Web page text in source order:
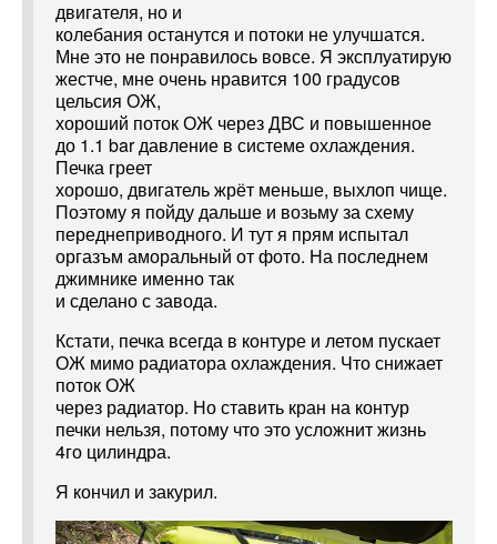
двигателя, но и
колебания останутся и потоки не улучшатся.
Мне это не понравилось вовсе. Я эксплуатирую
жестче, мне очень нравится 100 градусов
цельсия ОЖ,
хороший поток ОЖ через ДВС и повышенное
до 1.1 bar давление в системе охлаждения.
Печка греет
хорошо, двигатель жрёт меньше, выхлоп чище.
Поэтому я пойду дальше и возьму за схему
переднеприводного. И тут я прям испытал
оргазъм аморальный от фото. На последнем
джимнике именно так
и сделано с завода.
Кстати, печка всегда в контуре и летом пускает
ОЖ мимо радиатора охлаждения. Что снижает
поток ОЖ
через радиатор. Но ставить кран на контур
печки нельзя, потому что это усложнит жизнь
4го цилиндра.
Я кончил и закурил.